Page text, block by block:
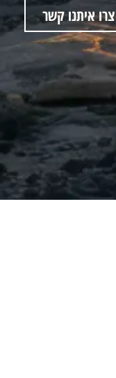
צרו איתנו קשר